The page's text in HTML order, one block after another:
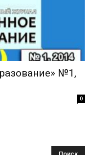
№1,
0